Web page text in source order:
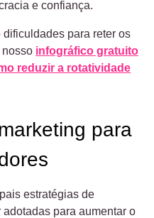
e confiança.
para reter os
nosso infográfico gratuito
reduzir a rotatividade
para
estratégias de
para aumentar o